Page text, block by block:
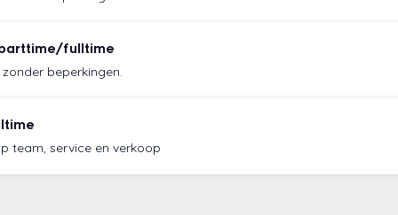
fulltime
beperkingen.
team, service en verkoop